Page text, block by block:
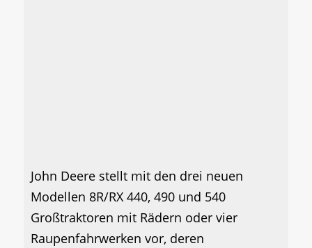
John Deere stellt mit den drei neuen
Modellen 8R/RX 440, 490 und 540
Großtraktoren mit Rädern oder vier
Raupenfahrwerken vor, deren